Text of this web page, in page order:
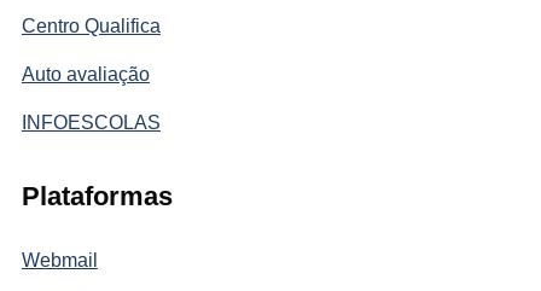
Centro Qualifica
Auto avaliação
INFOESCOLAS
Plataformas
Webmail